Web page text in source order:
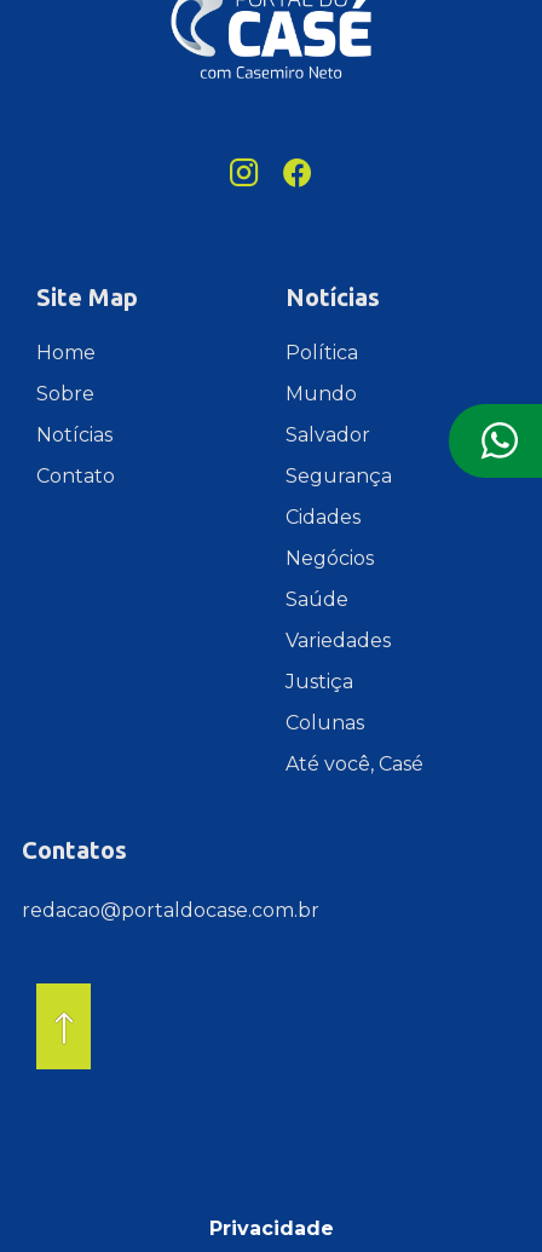
Site Map
Home
Sobre
Notícias
Contato
Notícias
Política
Mundo
Salvador
Segurança
Cidades
Negócios
Saúde
Variedades
Justiça
Colunas
Até você, Casé
Contatos
redacao@portaldocase.com.br
Privacidade